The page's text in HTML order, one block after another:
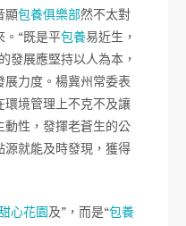
顯包養俱樂部然不太對
。“既是平包養易近生，
發展應堅持以人為本，
力度。楊冀州常委表
環境管理上不克不及讓
動性，發揮老蒼生的公
源就能及時發現，獲得
心花園及”，而是“包養